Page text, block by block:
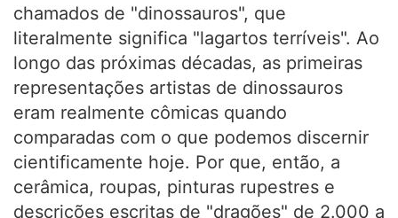
chamados de "dinossauros", que
literalmente significa "lagartos terríveis". Ao
longo das próximas décadas, as primeiras
representações artistas de dinossauros
eram realmente cômicas quando
comparadas com o que podemos discernir
cientificamente hoje. Por que, então, a
cerâmica, roupas, pinturas rupestres e
descrições escritas de "dragões" de 2.000 a